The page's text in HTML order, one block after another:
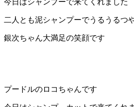
ロ
ン・
ト
二人とも泥シャンプーでうるうるつ
銀次ちゃん大満足の笑顔です
プードルのロコちゃんです